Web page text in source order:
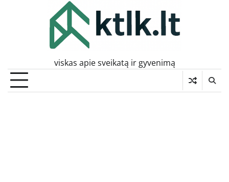
viskas apie sveikatą ir gyvenimą